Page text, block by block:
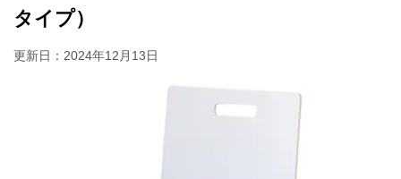
タイプ）
更新日： 2024年12月13日